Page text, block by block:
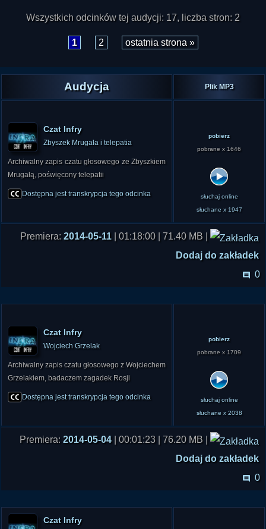
Wszystkich odcinków tej audycji: 17, liczba stron: 2
1 2 ostatnia strona »
Audycja Plik MP3
Czat Infry
Zbyszek Mrugała i telepatia
Archiwalny zapis czatu głosowego ze Zbyszkiem
Mrugałą, poświęcony telepatii
Dostępna jest transkrypcja tego odcinka
pobierz
pobrane x 1646
słuchaj online
słuchane x 1947
Premiera: 2014-05-11 | 01:18:00 | 71.40 MB |
Dodaj do zakładek
0
Czat Infry
Wojciech Grzelak
Archiwalny zapis czatu głosowego z Wojciechem
Grzelakiem, badaczem zagadek Rosji
Dostępna jest transkrypcja tego odcinka
pobierz
pobrane x 1709
słuchaj online
słuchane x 2038
Premiera: 2014-05-04 | 00:01:23 | 76.20 MB |
Dodaj do zakładek
0
Czat Infry